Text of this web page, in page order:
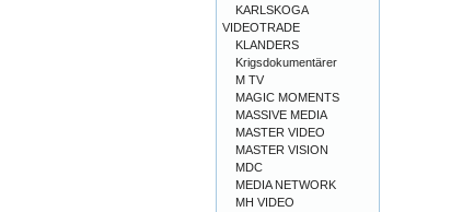
KARLSKOGA
VIDEOTRADE
KLANDERS
Krigsdokumentärer
M TV
MAGIC MOMENTS
MASSIVE MEDIA
MASTER VIDEO
MASTER VISION
MDC
MEDIA NETWORK
MH VIDEO